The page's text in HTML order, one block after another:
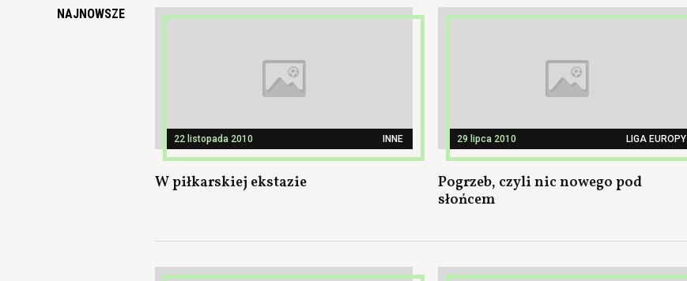
NAJNOWSZE
22 listopada 2010 INNE
W piłkarskiej ekstazie
29 lipca 2010 LIGA EUROPY
Pogrzeb, czyli nic nowego pod
słońcem